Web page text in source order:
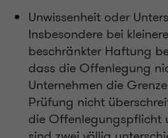
Unwissenheit oder
Insbesondere bei
beschränkter Haftung
dass die Offenlegung
Unternehmen die
Prüfung nicht
die Offenlegungspflicht